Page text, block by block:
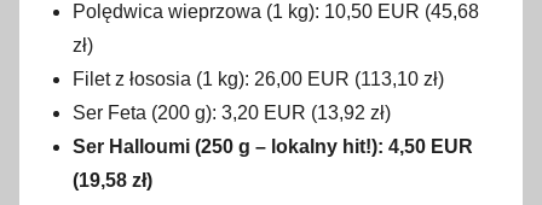
Polędwica wieprzowa (1 kg): 10,50 EUR (45,68
zł)
Filet z łososia (1 kg): 26,00 EUR (113,10 zł)
Ser Feta (200 g): 3,20 EUR (13,92 zł)
Ser Halloumi (250 g – lokalny hit!): 4,50 EUR
(19,58 zł)